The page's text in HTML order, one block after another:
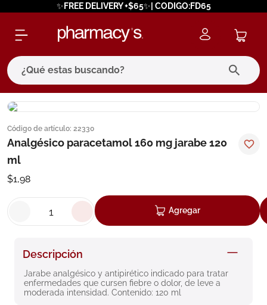
✨FREE DELIVERY +$65✨| CODIGO:FD65
¿Qué estas buscando?
Código de artículo: 22330
Analgésico paracetamol 160 mg jarabe 120
ml
$1,98
Agregar
Descripción
Jarabe analgésico y antipirético indicado para tratar
enfermedades que cursen fiebre o dolor, de leve a
moderada intensidad. Contenido: 120 ml
términos más buscados
1. eucerin
3
cerave
7. megacistin
8. roche posay
9. isdin